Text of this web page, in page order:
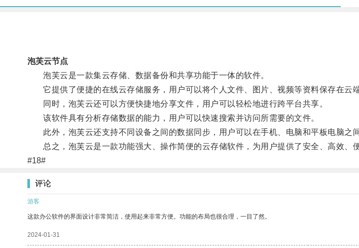
泡芙云节点
泡芙云是一款集云存储、数据备份和共享功能于一体的软件。
它提供了便捷的在线云存储服务，用户可以将个人文件、图片、视频等资料保存在云端
同时，泡芙云还可以方便快捷地分享文件，用户可以轻松地进行跨平台共享。
该软件具有分析存储数据的能力，用户可以快速搜索并访问所需要的文件。
此外，泡芙云还支持不同设备之间的数据同步，用户可以在手机、电脑和平板电脑之间
总之，泡芙云是一款功能强大、操作简便的云存储软件，为用户提供了安全、高效、便
#18#
评论
游客
这款办公软件的界面设计非常简洁，使用起来非常方便。功能的布局也很合理，一目了然。
2024-01-31